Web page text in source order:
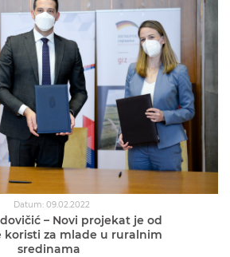
Datum: 09.02.2022
– Novi projekat je od
koristi za mlade u ruralnim
sredinama